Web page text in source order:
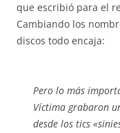
que escribió para el
Cambiando los
discos todo encaja:
Pero lo más
Víctima grabaron
desde los tics